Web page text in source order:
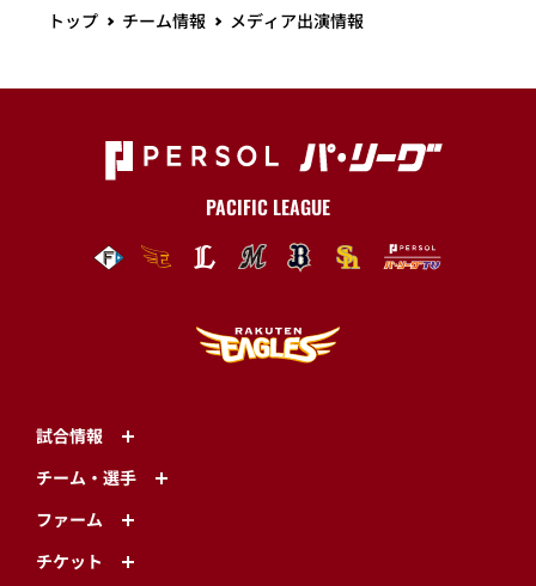
トップ チーム情報 メディア出演情報
PACIFIC LEAGUE
試合情報
チーム・選手
ファーム
チケット